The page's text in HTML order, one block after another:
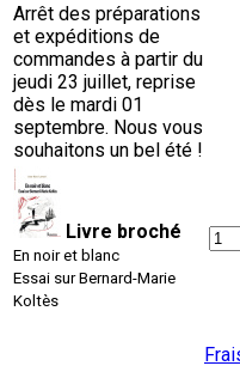
Arrêt des préparations
et expéditions de
commandes à partir du
jeudi 23 juillet, reprise
dès le mardi 01
septembre. Nous vous
souhaitons un bel été !
Livre broché
En noir et blanc
Essai sur Bernard-Marie
Koltès